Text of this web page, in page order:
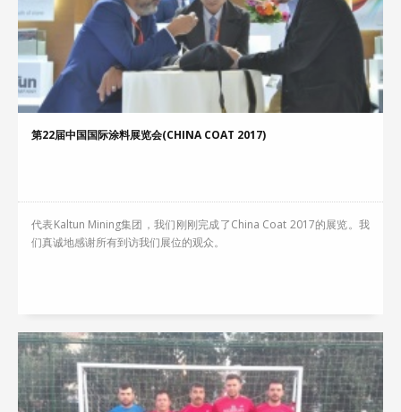
第22届中国国际涂料展览会(CHINA COAT 2017)
代表Kaltun Mining集团，我们刚刚完成了China Coat 2017的展览。我
们真诚地感谢所有到访我们展位的观众。